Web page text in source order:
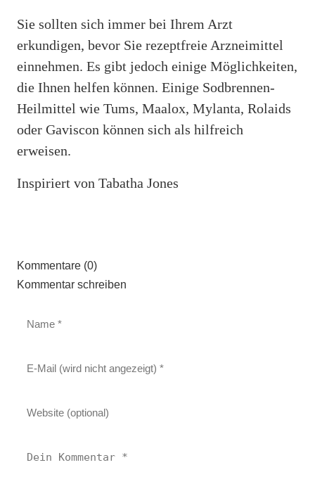
Sie sollten sich immer bei Ihrem Arzt
erkundigen, bevor Sie rezeptfreie Arzneimittel
einnehmen. Es gibt jedoch einige Möglichkeiten,
die Ihnen helfen können. Einige Sodbrennen-
Heilmittel wie Tums, Maalox, Mylanta, Rolaids
oder Gaviscon können sich als hilfreich
erweisen.
Inspiriert von Tabatha Jones
Kommentare (0)
Kommentar schreiben